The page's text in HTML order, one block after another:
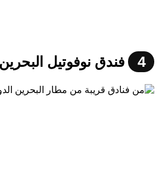
4 فندق نوفوتيل البحرين